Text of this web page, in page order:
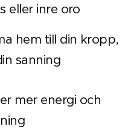
eller inre oro
hem till din kropp,
sanning
mer energi och